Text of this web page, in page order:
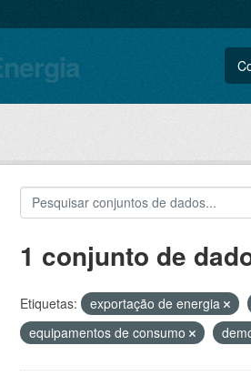
1 conjunto de
Etiquetas: exportação de energia
equipamentos de consumo